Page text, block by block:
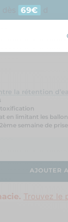
69€ d’achat
la rétention
en limitant les
semaine de prise
AJOUTER
Trouvez le